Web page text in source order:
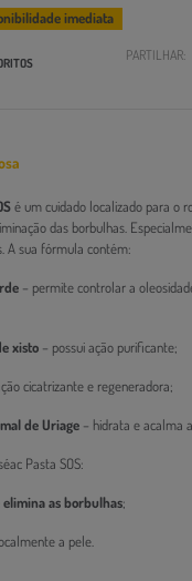
imediata
PARTILHAR:
é um cuidado localizado para o
das borbulhas.
A sua fórmula contém:
– permite controlar a
– possui ação purificante;
cicatrizante e regeneradora;
Uriage – hidrata e acalma
Pasta SOS:
as borbulhas;
a pele.